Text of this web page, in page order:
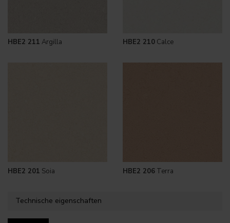
HBE2 211 Argilla HBE2 210 Calce
HBE2 201 Soia HBE2 206 Terra
Technische eigenschaften